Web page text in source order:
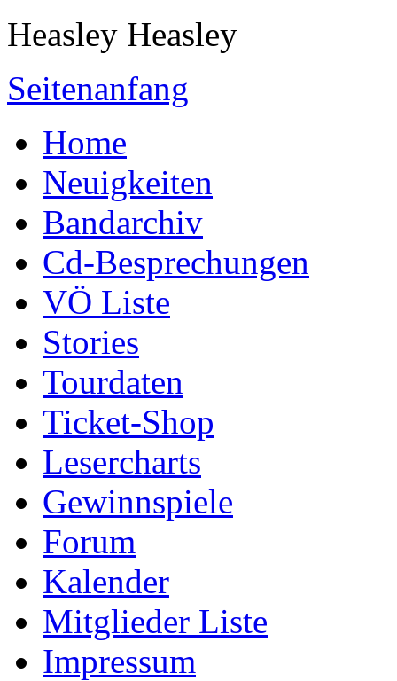
Heasley Heasley
Seitenanfang
Home
Neuigkeiten
Bandarchiv
Cd-Besprechungen
VÖ Liste
Stories
Tourdaten
Ticket-Shop
Lesercharts
Gewinnspiele
Forum
Kalender
Mitglieder Liste
Impressum